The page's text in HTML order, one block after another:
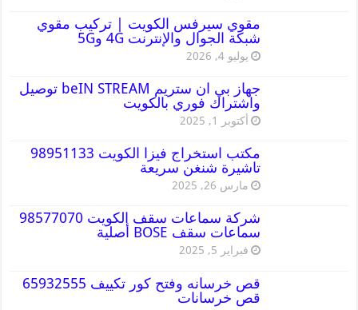
مقوي سيرفس الكويت | تركيب مقوي
شبكة الجوال والإنترنت 4G و5G
يوليو 4, 2026
جهاز بي ان ستريم beIN STREAM توصيل
واشتراك فوري بالكويت
أكتوبر 1, 2025
مكتب استخراج فيزا الكويت 98951133
تاشيرة شنغن سريعة
مارس 26, 2025
شركة سماعات سقف الكويت 98577070
سماعات سقف BOSE أصلية
فبراير 5, 2025
قص خرسانه وفتح كور تكييف 65932555
قص خرسانات